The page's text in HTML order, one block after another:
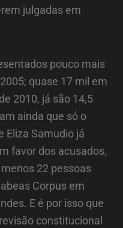
julgadas em
pouco mais
quase 17 mil em
2010, já são 14,5
ainda que só o
Eliza Samudio já
favor dos acusados,
22 pessoas
Corpus em
E é por isso que
constitucional